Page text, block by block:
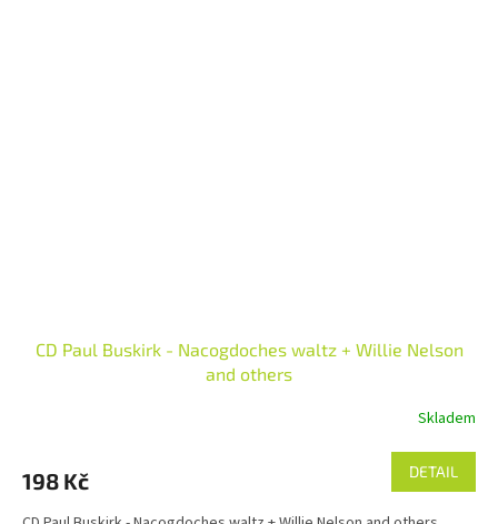
CD Paul Buskirk - Nacogdoches waltz + Willie Nelson
and others
Skladem
198 Kč DETAIL